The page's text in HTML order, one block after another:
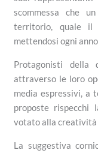
scommessa che
territorio, quale il
mettendosi ogni
Protagonisti
attraverso le loro
media espressivi, a
proposte
votato alla creatività
La suggestiva